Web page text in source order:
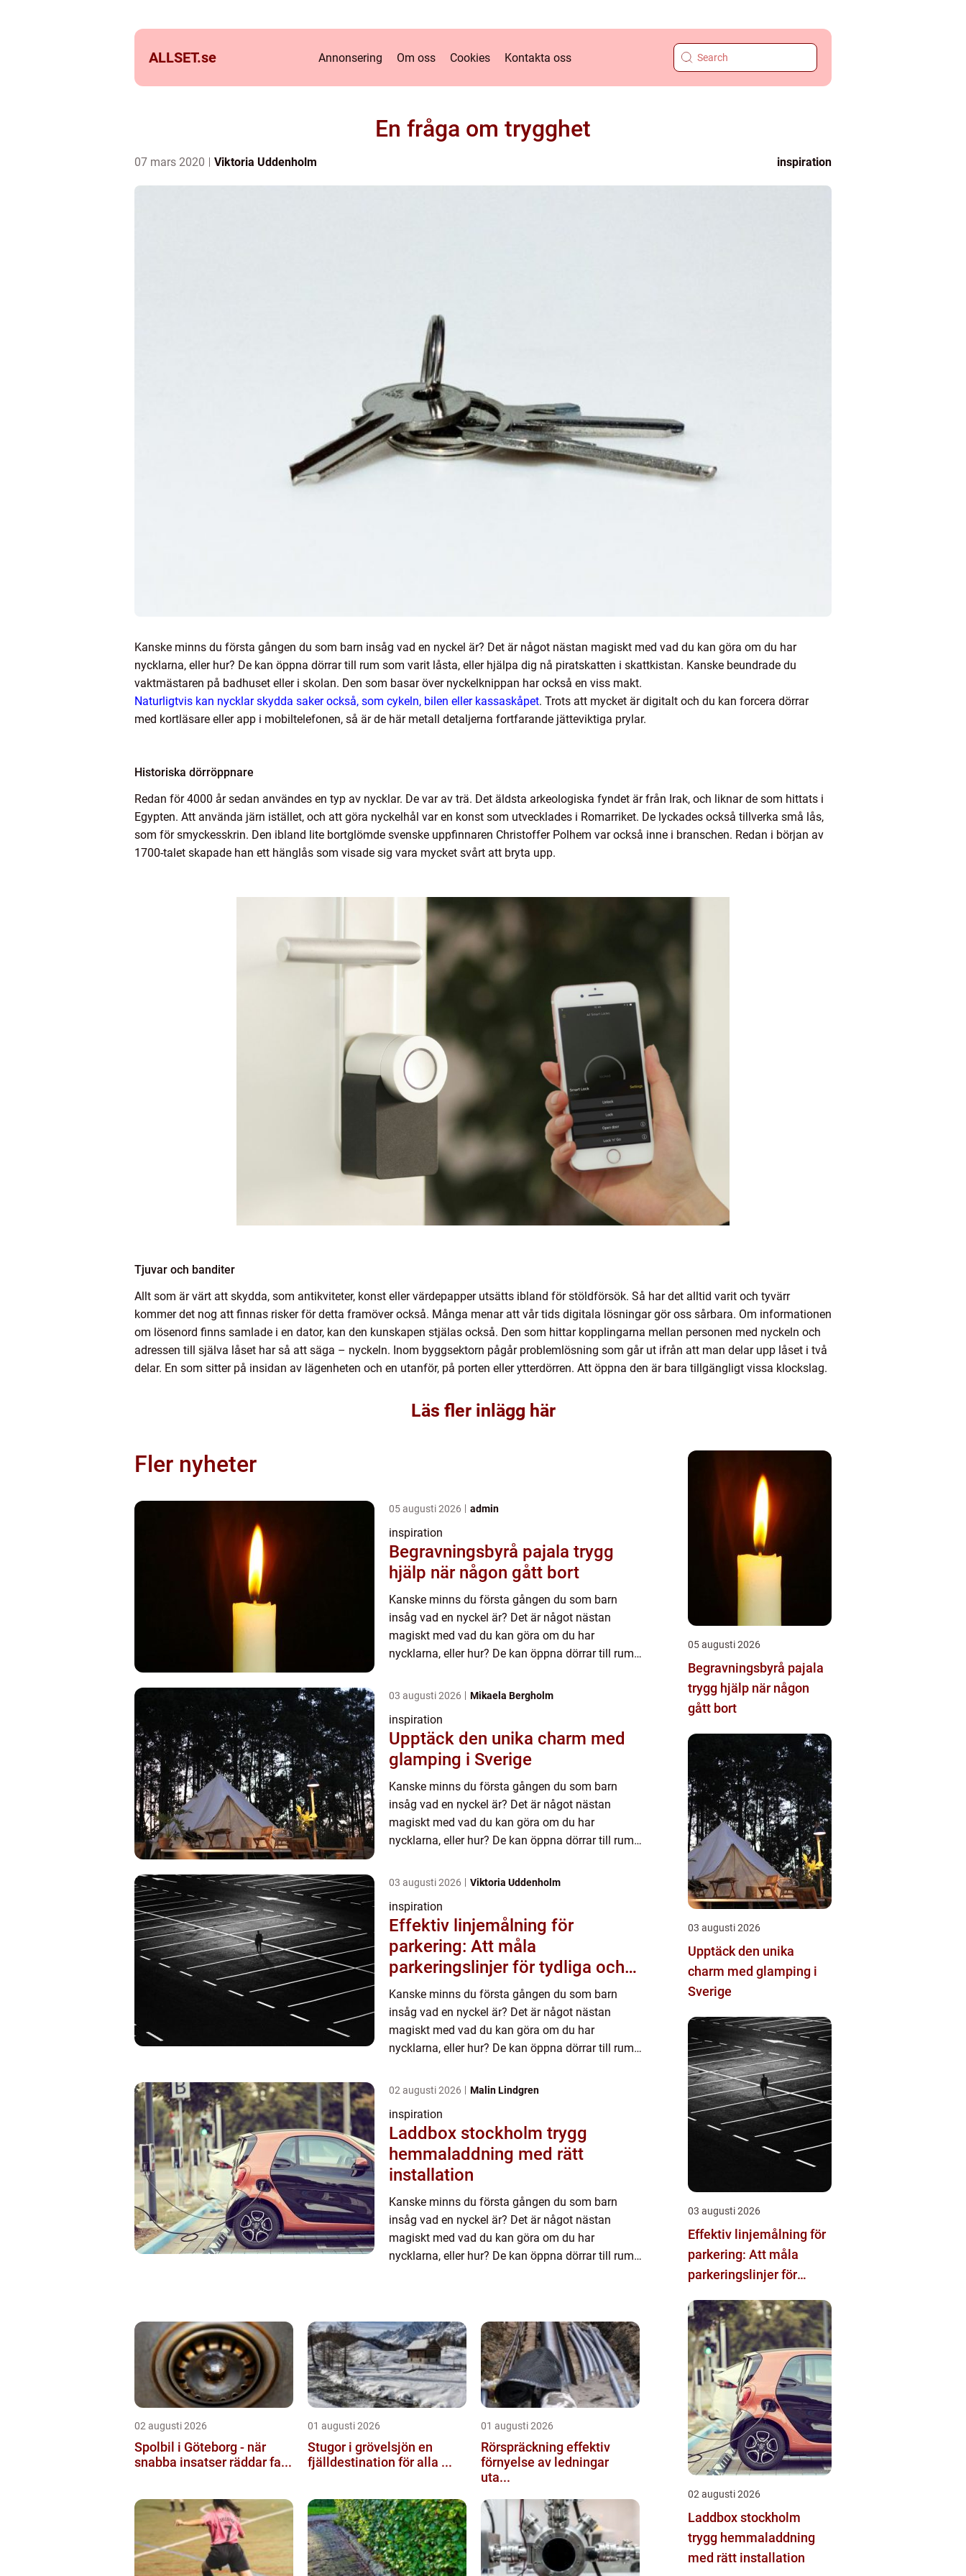
ALLSET.se Annonsering Om oss Cookies Kontakta oss
En fråga om trygghet
07 mars 2020 Viktoria Uddenholm inspiration
Kanske minns du första gången du som barn insåg vad en nyckel är? Det är något nästan magiskt med vad du kan göra om du har
nycklarna, eller hur? De kan öppna dörrar till rum som varit låsta, eller hjälpa dig nå piratskatten i skattkistan. Kanske beundrade du
vaktmästaren på badhuset eller i skolan. Den som basar över nyckelknippan har också en viss makt.
Naturligtvis kan nycklar skydda saker också, som cykeln, bilen eller kassaskåpet. Trots att mycket är digitalt och du kan forcera dörrar
med kortläsare eller app i mobiltelefonen, så är de här metall detaljerna fortfarande jätteviktiga prylar.
Historiska dörröppnare
Redan för 4000 år sedan användes en typ av nycklar. De var av trä. Det äldsta arkeologiska fyndet är från Irak, och liknar de som hittats i
Egypten. Att använda järn istället, och att göra nyckelhål var en konst som utvecklades i Romarriket. De lyckades också tillverka små lås,
som för smyckesskrin. Den ibland lite bortglömde svenske uppfinnaren Christoffer Polhem var också inne i branschen. Redan i början av
1700-talet skapade han ett hänglås som visade sig vara mycket svårt att bryta upp.
Tjuvar och banditer
Allt som är värt att skydda, som antikviteter, konst eller värdepapper utsätts ibland för stöldförsök. Så har det alltid varit och tyvärr
kommer det nog att finnas risker för detta framöver också. Många menar att vår tids digitala lösningar gör oss sårbara. Om informationen
om lösenord finns samlade i en dator, kan den kunskapen stjälas också. Den som hittar kopplingarna mellan personen med nyckeln och
adressen till själva låset har så att säga – nyckeln. Inom byggsektorn pågår problemlösning som går ut ifrån att man delar upp låset i två
delar. En som sitter på insidan av lägenheten och en utanför, på porten eller ytterdörren. Att öppna den är bara tillgängligt vissa klockslag.
Läs fler inlägg här
Fler nyheter
05 augusti 2026 admin
inspiration
Begravningsbyrå pajala trygg
hjälp när någon gått bort
Kanske minns du första gången du som barn
insåg vad en nyckel är? Det är något nästan
magiskt med vad du kan göra om du har
nycklarna, eller hur? De kan öppna dörrar till rum
03 augusti 2026 Mikaela Bergholm
inspiration
Upptäck den unika charm med
glamping i Sverige
Kanske minns du första gången du som barn
insåg vad en nyckel är? Det är något nästan
magiskt med vad du kan göra om du har
nycklarna, eller hur? De kan öppna dörrar till rum
03 augusti 2026 Viktoria Uddenholm
inspiration
Effektiv linjemålning för
parkering: Att måla
parkeringslinjer för tydliga och
säkra parkeringsytor
Kanske minns du första gången du som barn
insåg vad en nyckel är? Det är något nästan
magiskt med vad du kan göra om du har
nycklarna, eller hur? De kan öppna dörrar till rum
02 augusti 2026 Malin Lindgren
inspiration
Laddbox stockholm trygg
hemmaladdning med rätt
installation
Kanske minns du första gången du som barn
insåg vad en nyckel är? Det är något nästan
magiskt med vad du kan göra om du har
nycklarna, eller hur? De kan öppna dörrar till rum
02 augusti 2026
Spolbil i Göteborg - när
snabba insatser räddar fa...
01 augusti 2026
Stugor i grövelsjön en
fjälldestination för alla ...
01 augusti 2026
Rörspräckning effektiv
förnyelse av ledningar
uta...
05 augusti 2026
Begravningsbyrå pajala
trygg hjälp när någon
gått bort
03 augusti 2026
Upptäck den unika
charm med glamping i
Sverige
03 augusti 2026
Effektiv linjemålning för
parkering: Att måla
parkeringslinjer för
parkeringsytor
02 augusti 2026
Laddbox stockholm
trygg hemmaladdning
med rätt installation